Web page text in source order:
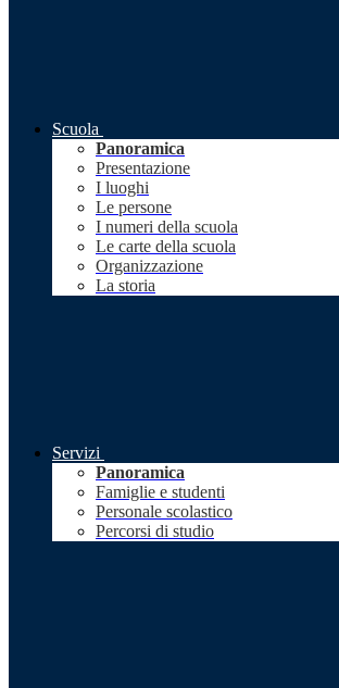
Scuola
Panoramica
Presentazione
I luoghi
Le persone
I numeri della scuola
Le carte della scuola
Organizzazione
La storia
Servizi
Panoramica
Famiglie e studenti
Personale scolastico
Percorsi di studio